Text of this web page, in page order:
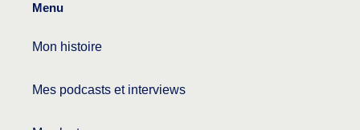
Menu
Mon histoire
Mes podcasts et interviews